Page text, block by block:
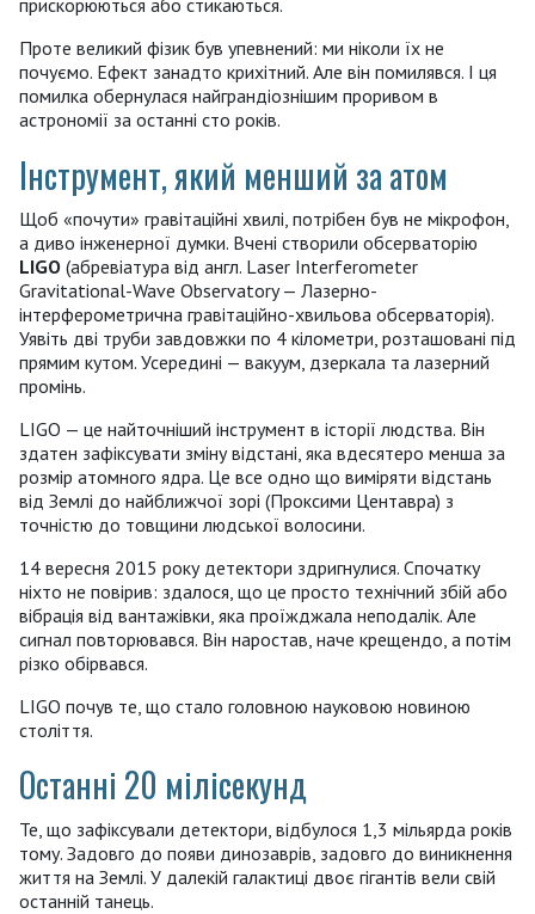
прискорюються або стикаються.
Проте великий фізик був упевнений: ми ніколи їх не
почуємо. Ефект занадто крихітний. Але він помилявся. І ця
помилка обернулася найграндіознішим проривом в
астрономії за останні сто років.
Інструмент, який менший за атом
Щоб «почути» гравітаційні хвилі, потрібен був не мікрофон,
а диво інженерної думки. Вчені створили обсерваторію
LIGO (абревіатура від англ. Laser Interferometer
Gravitational-Wave Observatory — Лазерно-
інтерферометрична гравітаційно-хвильова обсерваторія).
Уявіть дві труби завдовжки по 4 кілометри, розташовані під
прямим кутом. Усередині — вакуум, дзеркала та лазерний
промінь.
LIGO — це найточніший інструмент в історії людства. Він
здатен зафіксувати зміну відстані, яка вдесятеро менша за
розмір атомного ядра. Це все одно що виміряти відстань
від Землі до найближчої зорі (Проксими Центавра) з
точністю до товщини людської волосини.
14 вересня 2015 року детектори здригнулися. Спочатку
ніхто не повірив: здалося, що це просто технічний збій або
вібрація від вантажівки, яка проїжджала неподалік. Але
сигнал повторювався. Він наростав, наче крещендо, а потім
різко обірвався.
LIGO почув те, що стало головною науковою новиною
століття.
Останні 20 мілісекунд
Те, що зафіксували детектори, відбулося 1,3 мільярда років
тому. Задовго до появи динозаврів, задовго до виникнення
життя на Землі. У далекій галактиці двоє гігантів вели свій
останній танець.